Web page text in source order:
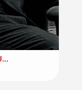
SOIRÉE THÉMATIQUE PROHIBITION – AL CAPONE